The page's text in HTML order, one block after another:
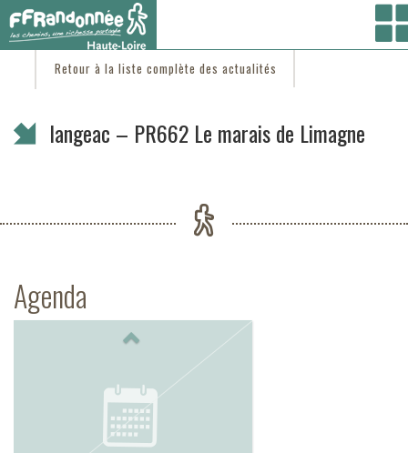
Vous êtes ici :Accueil/C'est d'actu
Retour à la liste complète des actualités
langeac – PR662 Le marais de Limagne
Agenda